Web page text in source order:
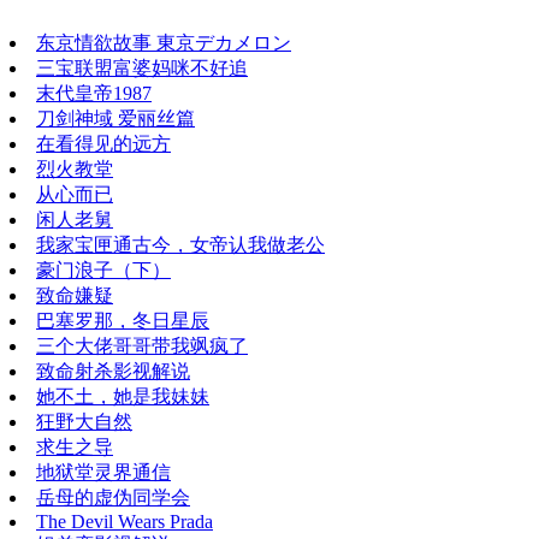
东京情欲故事 東京デカメロン
三宝联盟富婆妈咪不好追
末代皇帝1987
刀剑神域 爱丽丝篇
在看得见的远方
烈火教堂
从心而已
闲人老舅
我家宝匣通古今，女帝认我做老公
豪门浪子（下）
致命嫌疑
巴塞罗那，冬日星辰
三个大佬哥哥带我飒疯了
致命射杀影视解说
她不土，她是我妹妹
狂野大自然
求生之导
地狱堂灵界通信
岳母的虚伪同学会
The Devil Wears Prada